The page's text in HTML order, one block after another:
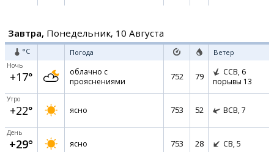
Завтра, Понедельник, 10 Августа
°C Погода Ветер
Ночь
+17°
облачно с
прояснениями
752 79 ССВ, 6
порывы 13
Утро
+22° ясно 753 52 ВСВ, 7
День
+29° ясно 753 28 СВ, 5